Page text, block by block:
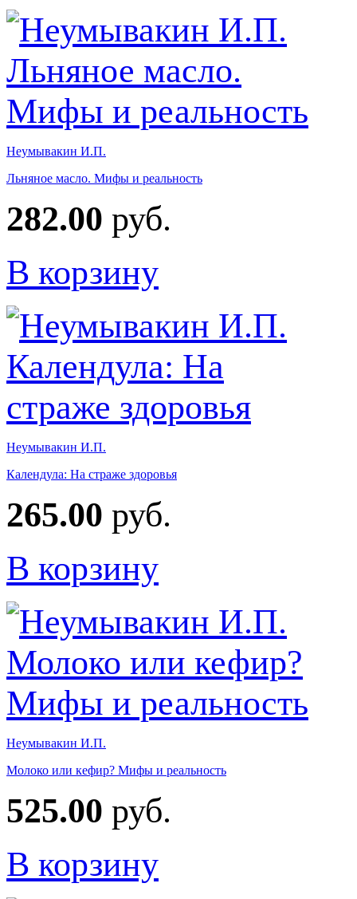
Неумывакин И.П.
Льняное масло. Мифы и реальность
282.00 руб.
В корзину
Неумывакин И.П.
Календула: На страже здоровья
265.00 руб.
В корзину
Неумывакин И.П.
Молоко или кефир? Мифы и реальность
525.00 руб.
В корзину